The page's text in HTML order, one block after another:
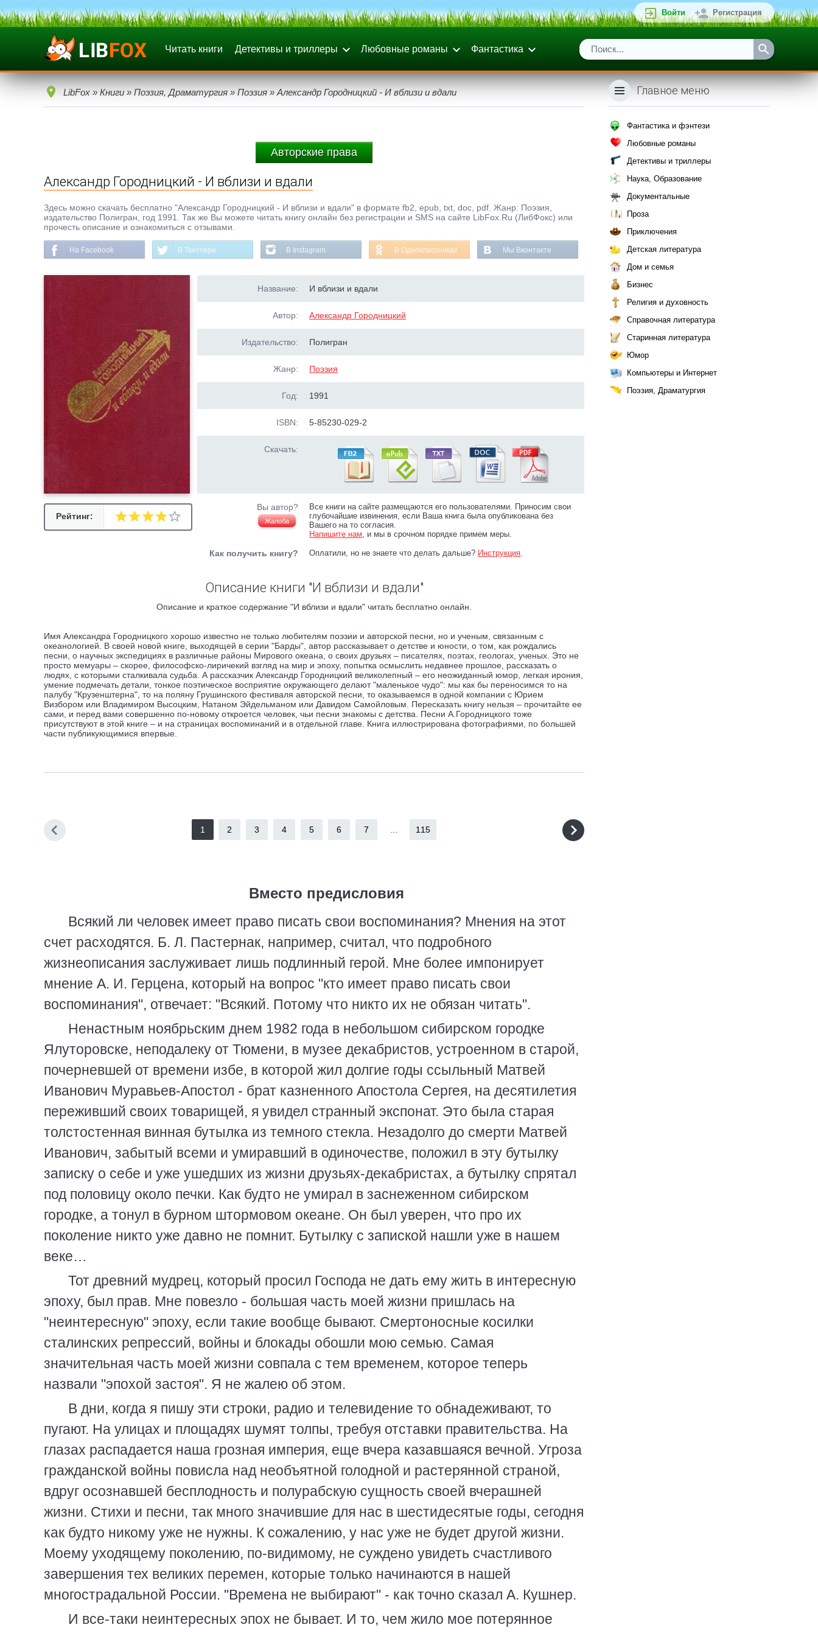
Войти Регистрация
Читать книги Детективы и триллеры Любовные романы Фантастика
LibFox » Книги » Поэзия, Драматургия » Поэзия » Александр Городницкий - И вблизи и вдали
Авторские права
Александр Городницкий - И вблизи и вдали
Здесь можно скачать бесплатно "Александр Городницкий - И вблизи и вдали" в формате fb2, epub, txt, doc, pdf. Жанр: Поэзия,
издательство Полигран, год 1991. Так же Вы можете читать книгу онлайн без регистрации и SMS на сайте LibFox.Ru (ЛибФокс) или
прочесть описание и ознакомиться с отзывами.
На Facebook В Твиттере В Instagram В Одноклассниках Мы Вконтакте
Рейтинг:
Название: И вблизи и вдали
Автор: Александр Городницкий
Издательство: Полигран
Жанр: Поэзия
Год: 1991
ISBN: 5-85230-029-2
Скачать:
Вы автор?
Жалоба
Все книги на сайте размещаются его пользователями. Приносим свои
глубочайшие извинения, если Ваша книга была опубликована без
Вашего на то согласия.
Напишите нам, и мы в срочном порядке примем меры.
Как получить книгу? Оплатили, но не знаете что делать дальше? Инструкция.
Описание книги "И вблизи и вдали"
Описание и краткое содержание "И вблизи и вдали" читать бесплатно онлайн.
Имя Александра Городницкого хорошо известно не только любителям поэзии и авторской песни, но и ученым, связанным с
океанологией. В своей новой книге, выходящей в серии "Барды", автор рассказывает о детстве и юности, о том, как рождались
песни, о научных экспедициях в различные районы Мирового океана, о своих друзьях – писателях, поэтах, геологах, ученых. Это не
просто мемуары – скорее, философско-лиричекий взгляд на мир и эпоху, попытка осмыслить недавнее прошлое, рассказать о
людях, с которыми сталкивала судьба. А рассказчик Александр Городницкий великолепный – его неожиданный юмор, легкая ирония,
умение подмечать детали, тонкое поэтическое восприятие окружающего делают "маленькое чудо": мы как бы переносимся то на
палубу "Крузенштерна", то на поляну Грушинского фестиваля авторской песни, то оказываемся в одной компании с Юрием
Визбором или Владимиром Высоцким, Натаном Эйдельманом или Давидом Самойловым. Пересказать книгу нельзя – прочитайте ее
сами, и перед вами совершенно по-новому откроется человек, чьи песни знакомы с детства. Песни А.Городницкого тоже
присутствуют в этой книге – и на страницах воспоминаний и в отдельной главе. Книга иллюстрирована фотографиями, по большей
части публикующимися впервые.
1 2 3 4 5 6 7 115
Вместо предисловия
Всякий ли человек имеет право писать свои воспоминания? Мнения на этот
счет расходятся. Б. Л. Пастернак, например, считал, что подробного
жизнеописания заслуживает лишь подлинный герой. Мне более импонирует
мнение А. И. Герцена, который на вопрос "кто имеет право писать свои
воспоминания", отвечает: "Всякий. Потому что никто их не обязан читать".
Ненастным ноябрьским днем 1982 года в небольшом сибирском городке
Ялуторовске, неподалеку от Тюмени, в музее декабристов, устроенном в старой,
почерневшей от времени избе, в которой жил долгие годы ссыльный Матвей
Иванович Муравьев-Апостол - брат казненного Апостола Сергея, на десятилетия
переживший своих товарищей, я увидел странный экспонат. Это была старая
толстостенная винная бутылка из темного стекла. Незадолго до смерти Матвей
Иванович, забытый всеми и умиравший в одиночестве, положил в эту бутылку
записку о себе и уже ушедших из жизни друзьях-декабристах, а бутылку спрятал
под половицу около печки. Как будто не умирал в заснеженном сибирском
городке, а тонул в бурном штормовом океане. Он был уверен, что про их
поколение никто уже давно не помнит. Бутылку с запиской нашли уже в нашем
веке…
Тот древний мудрец, который просил Господа не дать ему жить в интересную
эпоху, был прав. Мне повезло - большая часть моей жизни пришлась на
"неинтересную" эпоху, если такие вообще бывают. Смертоносные косилки
сталинских репрессий, войны и блокады обошли мою семью. Самая
значительная часть моей жизни совпала с тем временем, которое теперь
назвали "эпохой застоя". Я не жалею об этом.
В дни, когда я пишу эти строки, радио и телевидение то обнадеживают, то
пугают. На улицах и площадях шумят толпы, требуя отставки правительства. На
глазах распадается наша грозная империя, еще вчера казавшаяся вечной. Угроза
гражданской войны повисла над необъятной голодной и растерянной страной,
вдруг осознавшей бесплодность и полурабскую сущность своей вчерашней
жизни. Стихи и песни, так много значившие для нас в шестидесятые годы, сегодня
как будто никому уже не нужны. К сожалению, у нас уже не будет другой жизни.
Моему уходящему поколению, по-видимому, не суждено увидеть счастливого
завершения тех великих перемен, которые только начинаются в нашей
многострадальной России. "Времена не выбирают" - как точно сказал А. Кушнер.
И все-таки неинтересных эпох не бывает. И то, чем жило мое потерянное
Главное меню
Фантастика и фэнтези
Любовные романы
Детективы и триллеры
Наука, Образование
Документальные
Проза
Приключения
Детская литература
Дом и семья
Бизнес
Религия и духовность
Справочная литература
Старинная литература
Юмор
Компьютеры и Интернет
Поэзия, Драматургия